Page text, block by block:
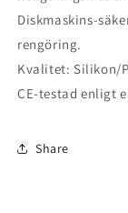
Diskmaskins-
rengöring.
Kvalitet: Silikon/
CE-testad enligt
Share